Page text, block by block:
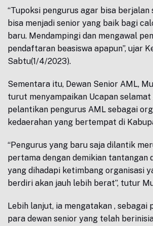
“Tupoksi pengurus agar bisa berjalan
bisa menjadi senior yang baik bagi
baru. Mendampingi dan mengawal
pendaftaran beasiswa apapun”, ujar
Sabtu(1/4/2023).
Sementara itu, Dewan Senior AML,
turut menyampaikan Ucapan selamat
pelantikan pengurus AML sebagai
kedaerahan yang bertempat di
“Pengurus yang baru saja dilantik
pertama dengan demikian tantangan
yang dihadapi ketimbang organisasi
berdiri akan jauh lebih berat”, tutur
Lebih lanjut, ia mengatakan , sebagai
para dewan senior yang telah